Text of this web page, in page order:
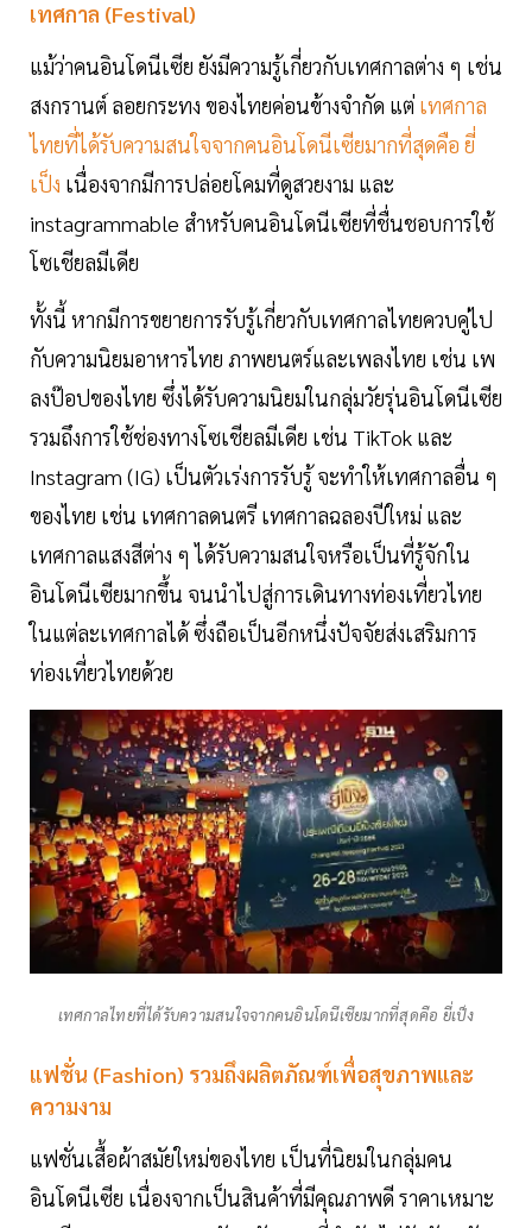
เทศกาล (Festival)
แม้ว่าคนอินโดนีเซีย ยังมีความรู้เกี่ยวกับเทศกาลต่าง ๆ เช่น
สงกรานต์ ลอยกระทง ของไทยค่อนข้างจำกัด แต่ เทศกาล
ไทยที่ได้รับความสนใจจากคนอินโดนีเซียมากที่สุดคือ ยี่
เป็ง เนื่องจากมีการปล่อยโคมที่ดูสวยงาม และ
instagrammable สำหรับคนอินโดนีเซียที่ชื่นชอบการใช้
โซเชียลมีเดีย
ทั้งนี้ หากมีการขยายการรับรู้เกี่ยวกับเทศกาลไทยควบคู่ไป
กับความนิยมอาหารไทย ภาพยนตร์และเพลงไทย เช่น เพ
ลงป๊อปของไทย ซึ่งได้รับความนิยมในกลุ่มวัยรุ่นอินโดนีเซีย
รวมถึงการใช้ช่องทางโซเชียลมีเดีย เช่น TikTok และ
Instagram (IG) เป็นตัวเร่งการรับรู้ จะทำให้เทศกาลอื่น ๆ
ของไทย เช่น เทศกาลดนตรี เทศกาลฉลองปีใหม่ และ
เทศกาลแสงสีต่าง ๆ ได้รับความสนใจหรือเป็นที่รู้จักใน
อินโดนีเซียมากขึ้น จนนำไปสู่การเดินทางท่องเที่ยวไทย
ในแต่ละเทศกาลได้ ซึ่งถือเป็นอีกหนึ่งปัจจัยส่งเสริมการ
ท่องเที่ยวไทยด้วย
เทศกาลไทยที่ได้รับความสนใจจากคนอินโดนีเซียมากที่สุดคือ ยี่เป็ง
แฟชั่น (Fashion) รวมถึงผลิตภัณฑ์เพื่อสุขภาพและ
ความงาม
แฟชั่นเสื้อผ้าสมัยใหม่ของไทย เป็นที่นิยมในกลุ่มคน
อินโดนีเซีย เนื่องจากเป็นสินค้าที่มีคุณภาพดี ราคาเหมาะ